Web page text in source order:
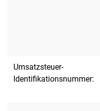
Umsatzsteuer-
Identifikationsnummer: